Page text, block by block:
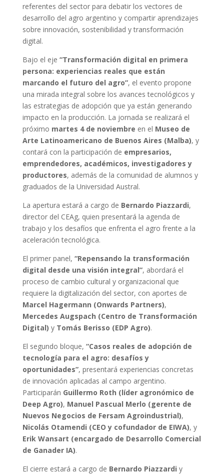
referentes del sector para debatir los vectores de
desarrollo del agro argentino y compartir aprendizajes
sobre innovación, sostenibilidad y transformación
digital.
Bajo el eje “Transformación digital en primera
persona: experiencias reales que están
marcando el futuro del agro”, el evento propone
una mirada integral sobre los avances tecnológicos y
las estrategias de adopción que ya están generando
impacto en la producción. La jornada se realizará el
próximo martes 4 de noviembre en el Museo de
Arte Latinoamericano de Buenos Aires (Malba), y
contará con la participación de empresarios,
emprendedores, académicos, investigadores y
productores, además de la comunidad de alumnos y
graduados de la Universidad Austral.
La apertura estará a cargo de Bernardo Piazzardi,
director del CEAg, quien presentará la agenda de
trabajo y los desafíos que enfrenta el agro frente a la
aceleración tecnológica.
El primer panel, “Repensando la transformación
digital desde una visión integral”, abordará el
proceso de cambio cultural y organizacional que
requiere la digitalización del sector, con aportes de
Marcel Hagermann (Onwards Partners),
Mercedes Augspach (Centro de Transformación
Digital) y Tomás Berisso (EDP Agro).
El segundo bloque, “Casos reales de adopción de
tecnología para el agro: desafíos y
oportunidades”, presentará experiencias concretas
de innovación aplicadas al campo argentino.
Participarán Guillermo Roth (líder agronómico de
Deep Agro), Manuel Pascual Merlo (gerente de
Nuevos Negocios de Fersam Agroindustrial),
Nicolás Otamendi (CEO y cofundador de EIWA), y
Erik Wansart (encargado de Desarrollo Comercial
de Ganader IA).
El cierre estará a cargo de Bernardo Piazzardi y